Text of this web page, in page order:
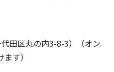
田区丸の内3-8-3）（オン
す）